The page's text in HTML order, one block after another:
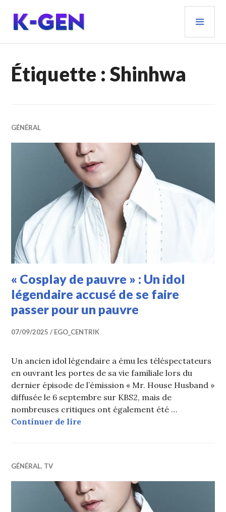
contenu
principal
K-GEN
Étiquette :Shinhwa
GÉNÉRAL
« Cosplay de pauvre » : Un idol
légendaire accusé de se faire
passer pour un pauvre
07/09/2025 EGO_CENTRIK
Un ancien idol légendaire a ému les téléspectateurs
en ouvrant les portes de sa vie familiale lors du
dernier épisode de l’émission « Mr. House Husband »
diffusée le 6 septembre sur KBS2, mais de
nombreuses critiques ont également été …
Continuer de lire« Cosplay de pauvre » : Un idol
GÉNÉRAL, TV